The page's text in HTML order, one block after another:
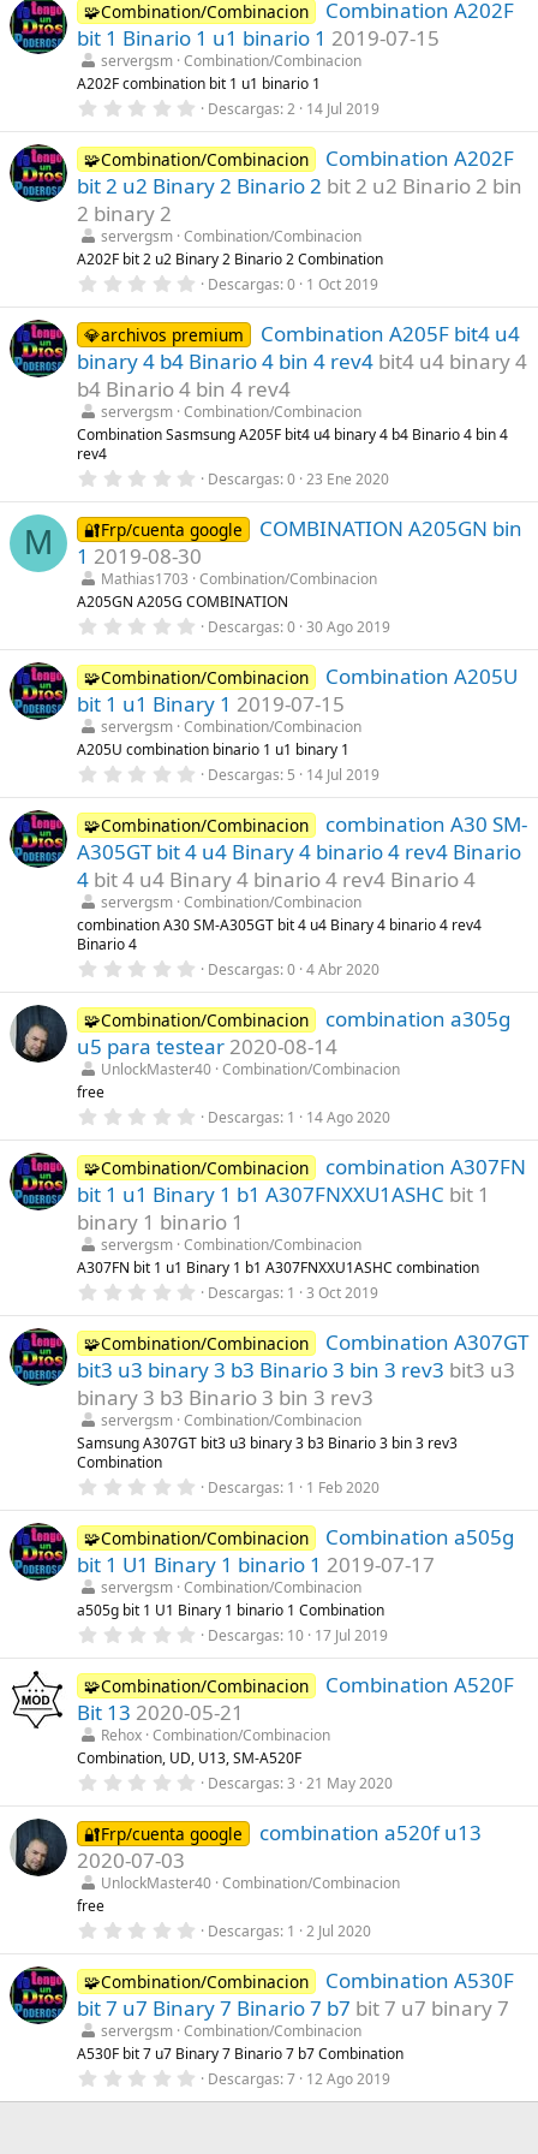
0
e
s
t
r
e
l
a
(
s
)
🧩Combination/Combinacion
Combination A202F
bit 1 Binario 1 u1 binario 1 2019-07-15
servergsm Combination/Combinacion
A202F combination bit 1 u1 binario 1
0
0
0
e
s
e
l
a
(
s
)
Descargas 2 14 Jul 2019
🧩Combination/Combinacion
Combination A202F
bit 2 u2 Binary 2 Binario 2 bit 2 u2 Binario 2 bin
2 binary 2
servergsm Combination/Combinacion
A202F bit 2 u2 Binary 2 Binario 2 Combination
0
0
0
e
s
t
r
e
l
s
)
Descargas 0 1 Oct 2019
💎archivos premium
Combination A205F bit4 u4
binary 4 b4 Binario 4 bin 4 rev4 bit4 u4 binary 4
b4 Binario 4 bin 4 rev4
servergsm Combination/Combinacion
Combination Sasmsung A205F bit4 u4 binary 4 b4 Binario 4 bin 4
rev4
0
0
0
e
s
t
r
e
l
a
(
s
)
Descargas 0 23 Ene 2020
M 🔐Frp/cuenta google
COMBINATION A205GN bin
1 2019-08-30
Mathias1703
Combination/Combinacion
A205GN A205G COMBINATION
0
0
0
e
s
t
r
e
l
a
(
s
)
Descargas 0 30 Ago 2019
🧩Combination/Combinacion
Combination A205U
bit 1 u1 Binary 1 2019-07-15
servergsm Combination/Combinacion
A205U combination binario 1 u1 binary 1
0
0
0
e
s
t
r
e
l
s
)
Descargas 5 14 Jul 2019
🧩Combination/Combinacion
combination A30 SM-
A305GT bit 4 u4 Binary 4 binario 4 rev4 Binario
4 bit 4 u4 Binary 4 binario 4 rev4 Binario 4
servergsm Combination/Combinacion
combination A30 SM-A305GT bit 4 u4 Binary 4 binario 4 rev4
Binario 4
0
0
0
e
s
t
l
a
(
s
)
Descargas 0 4 Abr 2020
🧩Combination/Combinacion
combination a305g
u5 para testear 2020-08-14
UnlockMaster40 Combination/Combinacion
free
0
0
0
e
s
t
r
e
l
a
(
s
)
Descargas 1 14 Ago 2020
🧩Combination/Combinacion
combination A307FN
bit 1 u1 Binary 1 b1 A307FNXXU1ASHC bit 1
binary 1 binario 1
servergsm Combination/Combinacion
A307FN bit 1 u1 Binary 1 b1 A307FNXXU1ASHC combination
0
0
0
e
s
t
r
e
l
s
)
Descargas 1 3 Oct 2019
🧩Combination/Combinacion
Combination A307GT
bit3 u3 binary 3 b3 Binario 3 bin 3 rev3 bit3 u3
binary 3 b3 Binario 3 bin 3 rev3
servergsm Combination/Combinacion
Samsung A307GT bit3 u3 binary 3 b3 Binario 3 bin 3 rev3
Combination
0
0
0
e
s
t
r
e
l
a
(
s
)
Descargas 1 1 Feb 2020
🧩Combination/Combinacion
Combination a505g
bit 1 U1 Binary 1 binario 1 2019-07-17
servergsm Combination/Combinacion
a505g bit 1 U1 Binary 1 binario 1 Combination
0
0
0
e
s
t
r
e
l
a
(
s
Descargas 10 17 Jul 2019
🧩Combination/Combinacion
Combination A520F
Bit 13 2020-05-21
Rehox Combination/Combinacion
Combination, UD, U13, SM-A520F
0
0
0
e
t
l
a
(
s
)
Descargas 3 21 May 2020
🔐Frp/cuenta google
combination a520f u13
2020-07-03
UnlockMaster40 Combination/Combinacion
free
0
0
0
e
s
t
r
e
l
Descargas 1 2 Jul 2020
🧩Combination/Combinacion
Combination A530F
bit 7 u7 Binary 7 Binario 7 b7 bit 7 u7 binary 7
servergsm Combination/Combinacion
A530F bit 7 u7 Binary 7 Binario 7 b7 Combination
0
0
Descargas 7 12 Ago 2019